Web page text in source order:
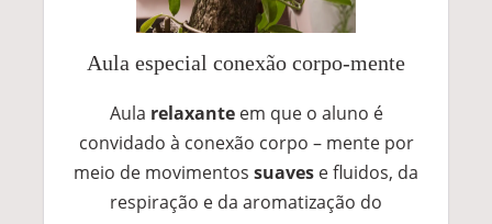
Aula especial conexão corpo-mente
Aula relaxante em que o aluno é
convidado à conexão corpo – mente por
meio de movimentos suaves e fluidos, da
respiração e da aromatização do